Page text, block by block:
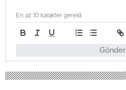
Gönder
En az 10 karakter gerekli